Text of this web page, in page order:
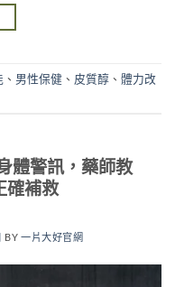
、 男性保健 、 皮質醇 、 體力改
體警訊，藥師教
確補救
BY一片大好官網